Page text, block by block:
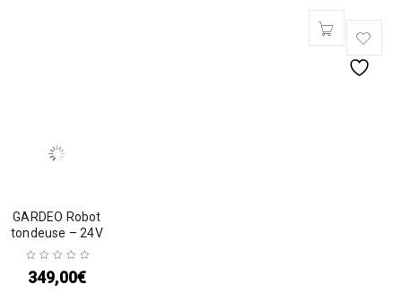
GARDEO Robot
tondeuse – 24V
349,00€